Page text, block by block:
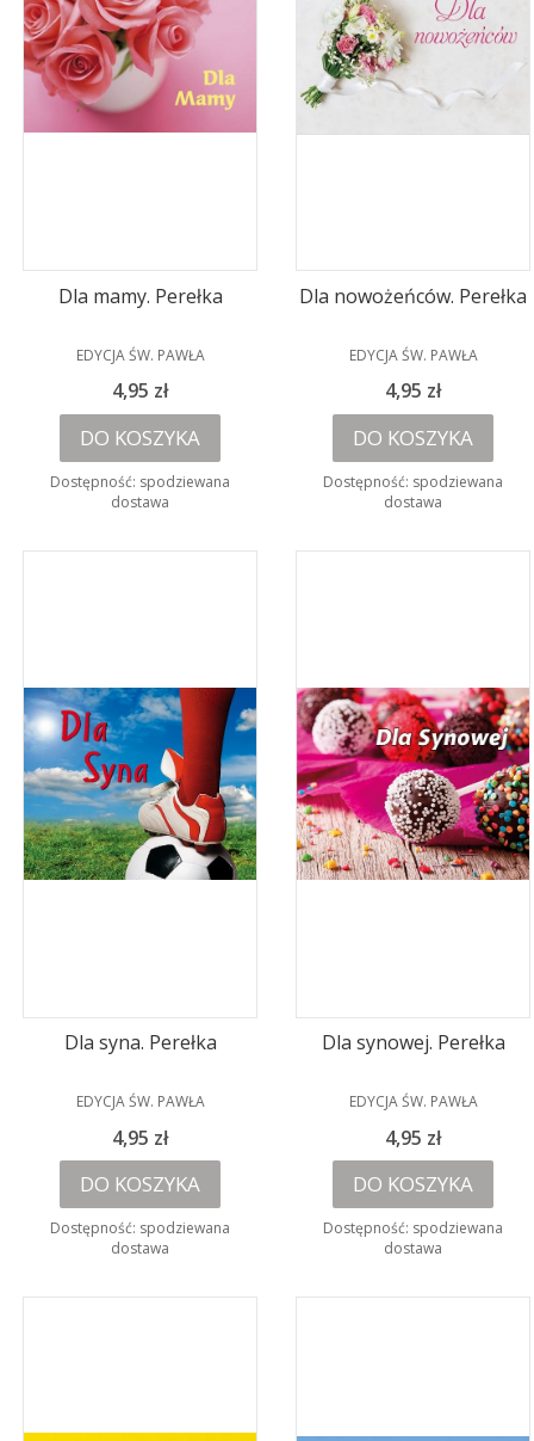
Dla mamy. Perełka
PRODUCENT
EDYCJA ŚW. PAWŁA
Cena
4,95 zł
DO KOSZYKA
Dostępność: spodziewana
dostawa
Dla nowożeńców. Perełka
PRODUCENT
EDYCJA ŚW. PAWŁA
Cena
4,95 zł
DO KOSZYKA
Dostępność: spodziewana
dostawa
Dla syna. Perełka
PRODUCENT
EDYCJA ŚW. PAWŁA
Cena
4,95 zł
DO KOSZYKA
Dostępność: spodziewana
dostawa
Dla synowej. Perełka
PRODUCENT
EDYCJA ŚW. PAWŁA
Cena
4,95 zł
DO KOSZYKA
Dostępność: spodziewana
dostawa